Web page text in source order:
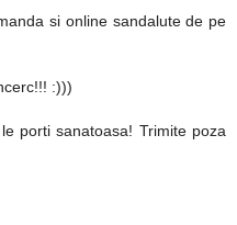
si online sandalute de pe
:)))
porti sanatoasa! Trimite poza